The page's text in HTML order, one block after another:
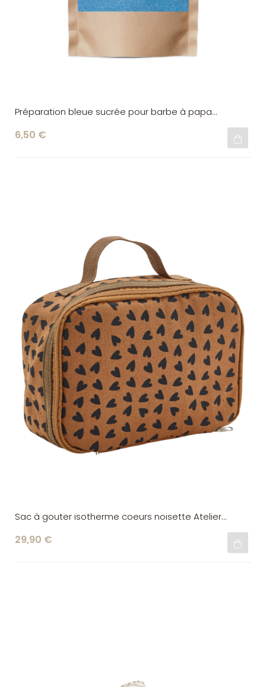
Préparation bleue sucrée pour barbe à papa
6,50 €
Sac à gouter isotherme coeurs noisette Atelier
29,90 €